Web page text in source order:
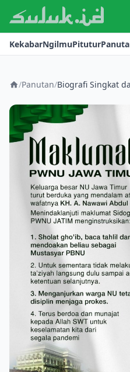
Kerjasama
Kontak
KekabarNgilmuPitutur
/Panutan/